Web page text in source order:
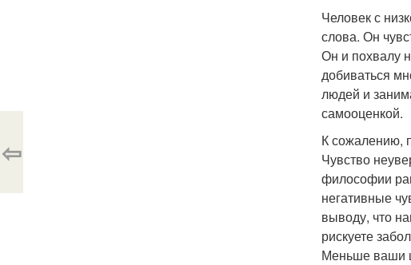
Человек с
слова. Он
Он и похвалу
добиваться
людей и
самооценкой.
К сожалению,
Чувство
философии
негативные
выводу, что
рискуете
Меньше ваши
⇦